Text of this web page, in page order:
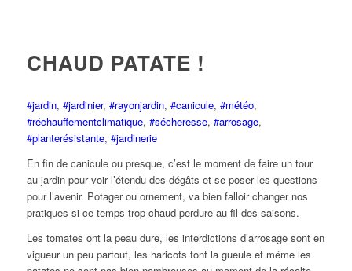
CHAUD PATATE !
#jardin, #jardinier, #rayonjardin, #canicule, #météo,
#réchauffementclimatique, #sécheresse, #arrosage,
#planterésistante, #jardinerie
En fin de canicule ou presque, c’est le moment de faire un tour
au jardin pour voir l’étendu des dégâts et se poser les questions
pour l’avenir. Potager ou ornement, va bien falloir changer nos
pratiques si ce temps trop chaud perdure au fil des saisons.
Les tomates ont la peau dure, les interdictions d’arrosage sont en
vigueur un peu partout, les haricots font la gueule et même les